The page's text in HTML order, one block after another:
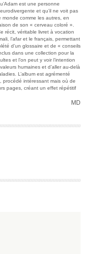
est une personne
et qu’il ne voit pas
monde comme les autres, en
de son « cerveau coloré ».
récit, véritable livret à vocation
l’afar et le français, permettant
d’un glossaire et de « conseils
dans une collection pour la
et l’on peut y voir l’intention
humaines et d’aller au-delà
L’album est agrémenté
procédé intéressant mais où de
pages, créant un effet répétitif
MD